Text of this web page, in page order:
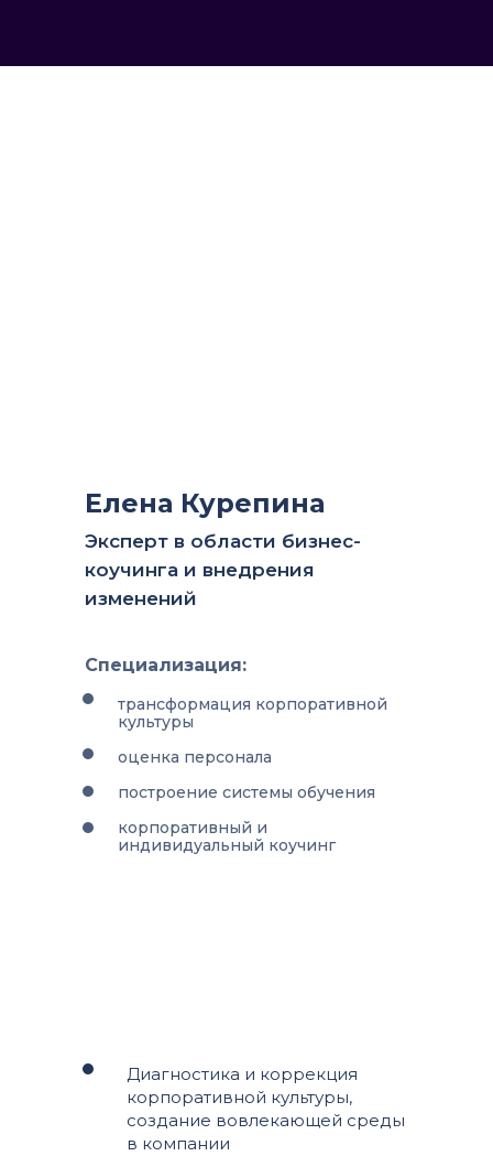
Елена Курепина
Эксперт в области бизнес-
коучинга и внедрения
изменений
Специализация:
трансформация корпоративной
культуры
оценка персонала
построение системы обучения
корпоративный и
индивидуальный коучинг
Диагностика и коррекция
корпоративной культуры,
создание вовлекающей среды
в компании